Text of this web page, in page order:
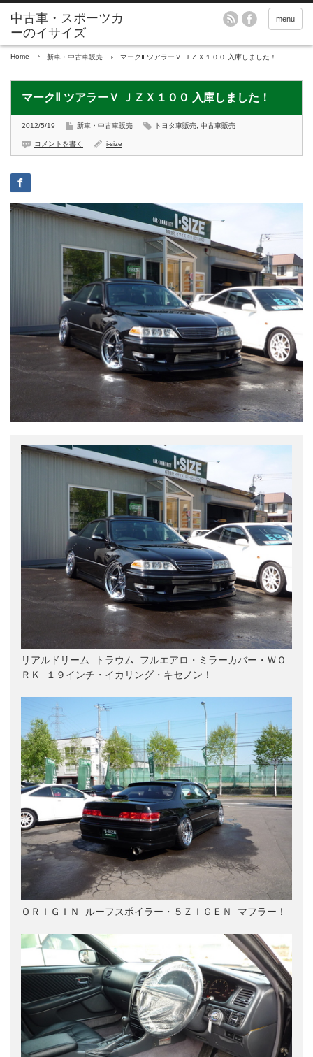
menu
Home 新車・中古車販売 マークⅡ ツアラーＶ ＪＺＸ１００ 入庫しました！
マークⅡ ツアラーＶ ＪＺＸ１００ 入庫しました！
2012/5/19 新車・中古車販売 トヨタ車販売 中古車販売
コメントを書く i-size
リアルドリーム トラウム フルエアロ・ミラーカバー・ＷＯ
ＲＫ １９インチ・イカリング・キセノン！
ＯＲＩＧＩＮ ルーフスポイラー・５ＺＩＧＥＮ マフラー！